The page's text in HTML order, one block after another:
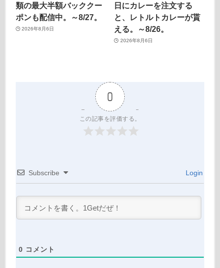
類の最大半額バッククー
ポンも配信中。～8/27。
2026年8月6日
日にカレーを注文する
と、レトルトカレーが貰
える。～8/26。
2026年8月6日
0
この記事を評価する。
Subscribe Login
0 コメント